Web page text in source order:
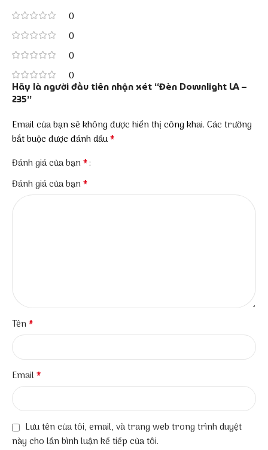
0
0
0
0
Hãy là người đầu tiên nhận xét “Đèn Downlight LA –
235”
Email của bạn sẽ không được hiển thị công khai. Các trường
bắt buộc được đánh dấu*
Đánh giá của bạn*
Đánh giá của bạn*
Tên*
Email*
Lưu tên của tôi, email, và trang web trong trình duyệt
này cho lần bình luận kế tiếp của tôi.